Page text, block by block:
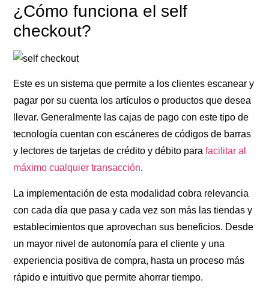
¿Cómo funciona el self
checkout?
Este es un sistema que permite a los clientes escanear y
pagar por su cuenta los artículos o productos que desea
llevar. Generalmente las cajas de pago con este tipo de
tecnología cuentan con escáneres de códigos de barras
y lectores de tarjetas de crédito y débito parafacilitar al
máximo cualquier transacción.
La implementación de esta modalidad cobra relevancia
con cada día que pasa y cada vez son más las tiendas y
establecimientos que aprovechan sus beneficios. Desde
un mayor nivel de autonomía para el cliente y una
experiencia positiva de compra, hasta un proceso más
rápido e intuitivo que permite ahorrar tiempo.